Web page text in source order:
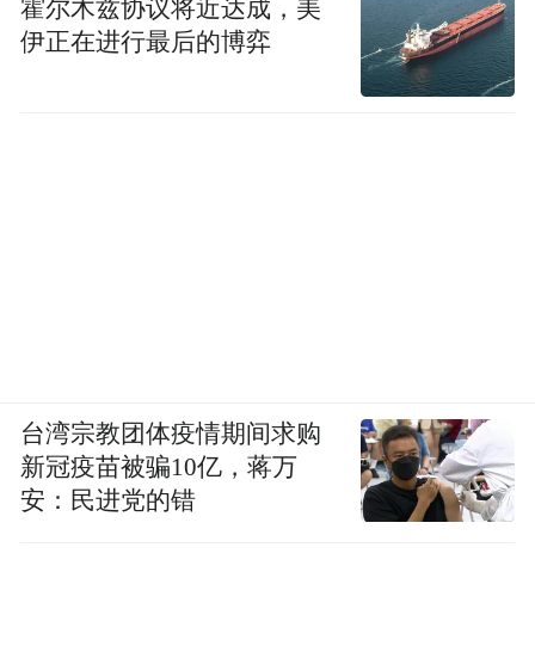
霍尔木兹协议将近达成，美
伊正在进行最后的博弈
台湾宗教团体疫情期间求购
新冠疫苗被骗10亿，蒋万
安：民进党的错